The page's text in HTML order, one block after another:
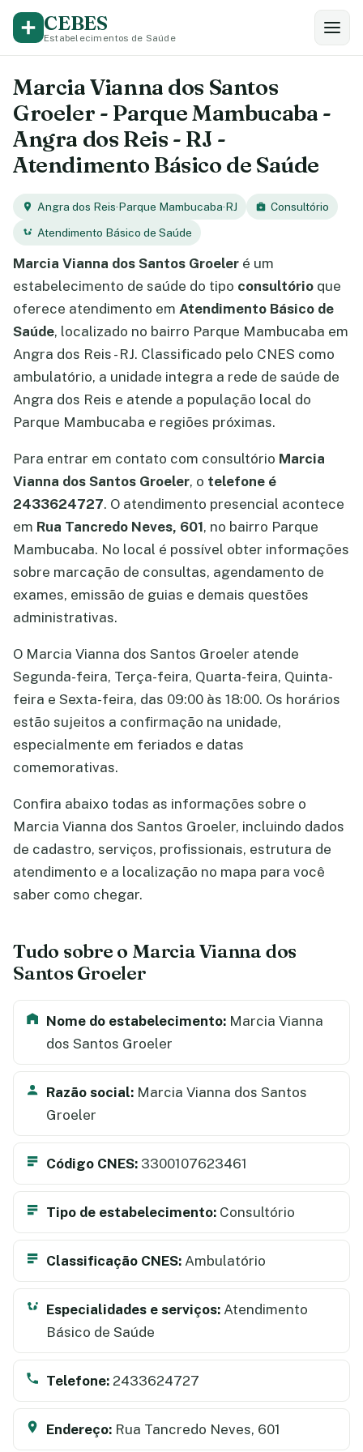
CEBES
Estabelecimentos de Saúde
Marcia Vianna dos Santos
Groeler - Parque Mambucaba -
Angra dos Reis - RJ -
Atendimento Básico de Saúde
Angra dos Reis·Parque Mambucaba·RJ
Consultório
Atendimento Básico de Saúde
Marcia Vianna dos Santos Groeler é um
estabelecimento de saúde do tipo consultório que
oferece atendimento em Atendimento Básico de
Saúde, localizado no bairro Parque Mambucaba em
Angra dos Reis - RJ. Classificado pelo CNES como
ambulatório, a unidade integra a rede de saúde de
Angra dos Reis e atende a população local do
Parque Mambucaba e regiões próximas.
Para entrar em contato com consultório Marcia
Vianna dos Santos Groeler, o telefone é
2433624727. O atendimento presencial acontece
em Rua Tancredo Neves, 601, no bairro Parque
Mambucaba. No local é possível obter informações
sobre marcação de consultas, agendamento de
exames, emissão de guias e demais questões
administrativas.
O Marcia Vianna dos Santos Groeler atende
Segunda-feira, Terça-feira, Quarta-feira, Quinta-
feira e Sexta-feira, das 09:00 às 18:00. Os horários
estão sujeitos a confirmação na unidade,
especialmente em feriados e datas
comemorativas.
Confira abaixo todas as informações sobre o
Marcia Vianna dos Santos Groeler, incluindo dados
de cadastro, serviços, profissionais, estrutura de
atendimento e a localização no mapa para você
saber como chegar.
Tudo sobre o Marcia Vianna dos
Santos Groeler
Nome do estabelecimento: Marcia Vianna
dos Santos Groeler
Razão social: Marcia Vianna dos Santos
Groeler
Código CNES: 3300107623461
Tipo de estabelecimento: Consultório
Classificação CNES: Ambulatório
Especialidades e serviços: Atendimento
Básico de Saúde
Telefone: 2433624727
Endereço: Rua Tancredo Neves, 601